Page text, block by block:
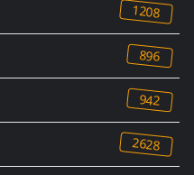
1208
896
942
2628